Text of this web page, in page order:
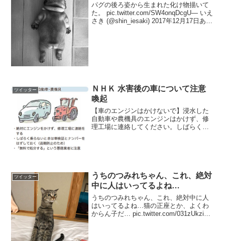
パグの後ろ姿から生まれた化け物描いて
た。 pic.twitter.com/SW4onqDcgU— いえ
さき (@shin_iesaki) 2017年12月17日あり
ツイッター
ＮＨＫ 水害後の車について注意
喚起
【車のエンジンはかけないで】浸水した
自動車や農機具のエンジンはかけず、修
理工場に連絡してください。しばらく乗
ツイッター
うちのつみれちゃん、これ、絶対
中に人はいってるよね…
うちのつみれちゃん、これ、絶対中に人
はいってるよね…猫の正座とか、よくわ
からん子だ… pic.twitter.com/031zUkziYF